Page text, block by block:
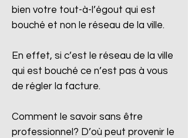
bien votre tout-à-l’égout qui est
bouché et non le réseau de la ville.
En effet, si c’est le réseau de la ville
qui est bouché ce n’est pas à vous
de régler la facture.
Comment le savoir sans être
professionnel? D’où peut provenir le